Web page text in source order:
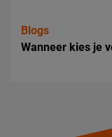
Blogs
Wanneer kies je